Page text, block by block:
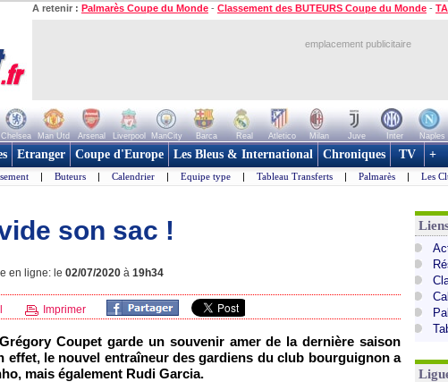
A retenir : Palmarès Coupe du Monde - Classement des BUTEURS Coupe du Monde -
emplacement publicitaire
Chelsea Man Utd Arsenal Liverpool ManCity Barca Real Atletico Milan Juve Inter Naples
Etranger Coupe d'Europe Les Bleus & International Chroniques TV +
| Buteurs | Calendrier | Equipe type | Tableau Transferts | Palmarès | Les
son sac !
en ligne: le 02/07/2020 à 19h34
Imprimer
Coupet garde un souvenir amer de la dernière saison
effet, le nouvel entraîneur des gardiens du club bourguignon a
mais également Rudi Garcia.